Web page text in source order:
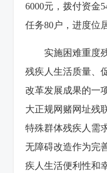
6000元，拨付资金
任务80户，进度位
实施困难重度
残疾人生活质量、
改革发展成果的一
大正规网赌网址残
特殊群体残疾人需
无障碍改造作为完
疾人生活便利性和